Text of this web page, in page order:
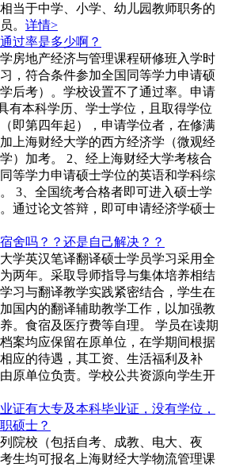
当于中学、小学、幼儿园教师职务的
。 详情>
过率是多少啊？
学房地产经济与管理课程研修班入学时
，符合条件参加全国同等学力申请硕
后考）。学校设置不了通过率。申请
有本科学历、学士学位，且取得学位
即第四年起），申请学位者，在修满
上海财经大学的西方经济学（微观经
）加考。 2、经上海财经大学考核合
等学力申请硕士学位的英语和学科综
3、全国统考合格者即可进入硕士学
通过论文答辩，即可申请经济学硕士
舍吗？？还是自己解决？？
学英汉笔译翻译硕士学员学习采用全
两年。采取导师指导与集体培养相结
习与翻译教学实践紧密结合，学生在
国内的翻译辅助教学工作，以加强教
。食宿及医疗费等自理。 学员在读期
案均应保留在原单位，在学期间根据
应的待遇，其工资、生活福利及补
原单位负责。学校公共资源向学生开
证有大专及本科毕业证，没有学位，
硕士？
院校（包括自考、成教、电大、夜
生均可报名上海财经大学物流管理课